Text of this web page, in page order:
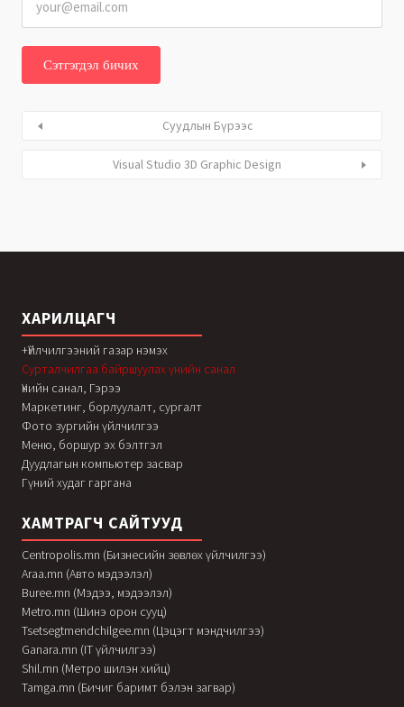
Суудлын Бүрээс
Visual Studio 3D Graphic Design
ХАРИЛЦАГЧ
+Үйлчилгээний газар нэмэх
Сурталчилгаа байршуулах үнийн санал
Үнийн санал, Гэрээ
Маркетинг, борлуулалт, сургалт
Фото зургийн үйлчилгээ
Меню, боршур эх бэлтгэл
Дуудлагын компьютер засвар
Гүний худаг гаргана
ХАМТРАГЧ САЙТУУД
Centropolis.mn (Бизнесийн зөвлөх үйлчилгээ)
Araa.mn (Авто мэдээлэл)
Buree.mn (Мэдээ, мэдээлэл)
Metro.mn (Шинэ орон сууц)
Tsetsegtmendchilgee.mn (Цэцэгт мэндчилгээ)
Ganara.mn (IT үйлчилгээ)
Shil.mn (Метро шилэн хийц)
Tamga.mn (Бичиг баримт бэлэн загвар)